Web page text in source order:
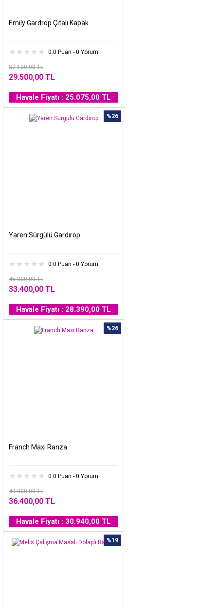
Emily Gardrop Çıtalı Kapak
0.0 Puan - 0 Yorum
37.100,00 TL
29.500,00 TL
Havale Fiyatı : 25.075,00 TL
%26
Yaren Sürgülü Gardırop
0.0 Puan - 0 Yorum
45.000,00 TL
33.400,00 TL
Havale Fiyatı : 28.390,00 TL
%26
Franch Maxi Ranza
0.0 Puan - 0 Yorum
49.000,00 TL
36.400,00 TL
Havale Fiyatı : 30.940,00 TL
%19